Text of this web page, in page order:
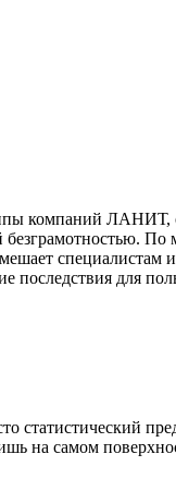
компаний ЛАНИТ,
безграмотностью.
специалистам
последствия для
на самом